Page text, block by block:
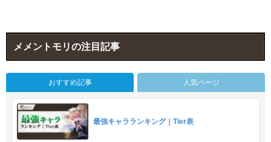
メメントモリの注目記事
おすすめ記事 人気ページ
最強キャラランキング｜Tier表